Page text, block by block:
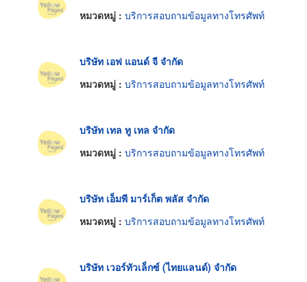
หมวดหมู่ : บริการสอบถามข้อมูลทางโทรศัพท์
บริษัท เอฟ แอนด์ จี จำกัด
หมวดหมู่ : บริการสอบถามข้อมูลทางโทรศัพท์
บริษัท เทล ทู เทล จำกัด
หมวดหมู่ : บริการสอบถามข้อมูลทางโทรศัพท์
บริษัท เอ็มพี มาร์เก็ต พลัส จำกัด
หมวดหมู่ : บริการสอบถามข้อมูลทางโทรศัพท์
บริษัท เวอร์ทัวเล็กซ์ (ไทยแลนด์) จำกัด